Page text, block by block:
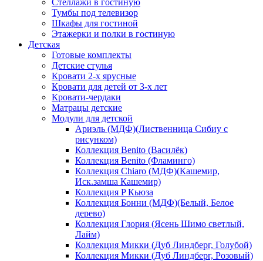
Стеллажи в гостиную
Тумбы под телевизор
Шкафы для гостиной
Этажерки и полки в гостиную
Детская
Готовые комплекты
Детские стулья
Кровати 2-х ярусные
Кровати для детей от 3-х лет
Кровати-чердаки
Матрацы детские
Модули для детской
Ариэль (МДФ)(Лиственница Сибиу с
рисунком)
Коллекция Benito (Василёк)
Коллекция Benito (Фламинго)
Коллекция Chiaro (МДФ)(Кашемир,
Иск.замша Кашемир)
Коллекция P Кьюза
Коллекция Бонни (МДФ)(Белый, Белое
дерево)
Коллекция Глория (Ясень Шимо светлый,
Лайм)
Коллекция Микки (Дуб Линдберг, Голубой)
Коллекция Микки (Дуб Линдберг, Розовый)